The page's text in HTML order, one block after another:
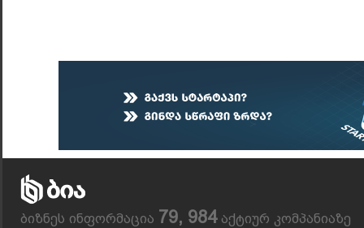
ბიზნეს ინფორმაცია 79, 984აქტიურ კომპანიაზე